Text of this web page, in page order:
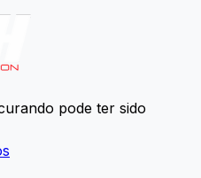
pode ter sido